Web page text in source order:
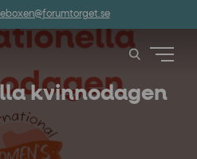
kvinnodagen